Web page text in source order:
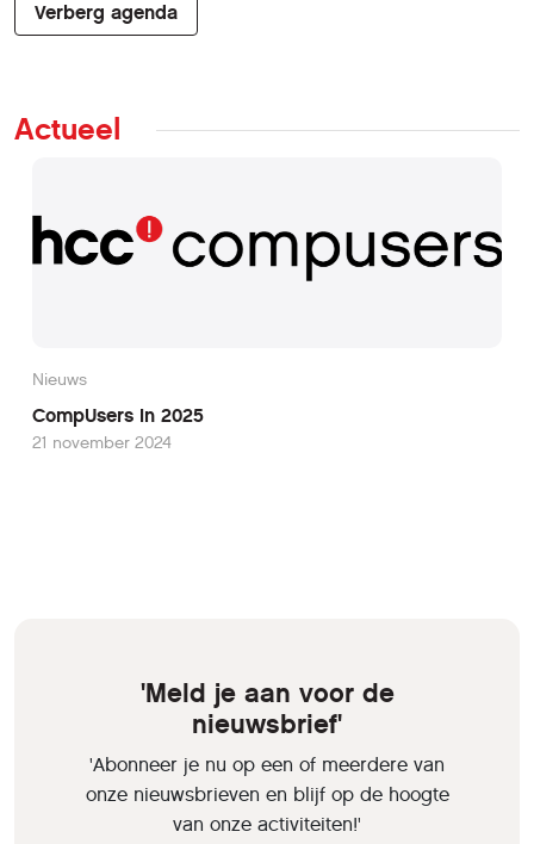
Verberg agenda
Actueel
Nieuws
CompUsers in 2025
21 november 2024
'Meld je aan voor de
nieuwsbrief'
'Abonneer je nu op een of meerdere van
onze nieuwsbrieven en blijf op de hoogte
van onze activiteiten!'